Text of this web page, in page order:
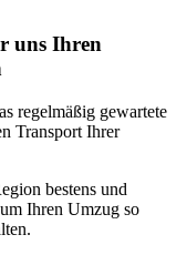
uns Ihren
regelmäßig gewartete
Transport Ihrer
bestens und
Ihren Umzug so